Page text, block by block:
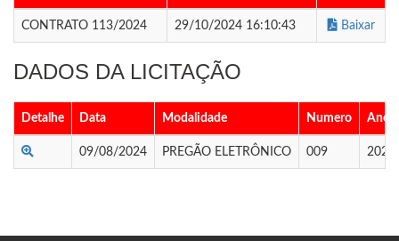
CONTRATO 113/2024 29/10/2024 16:10:43 Baixar
DADOS DA LICITAÇÃO
Detalhe Data Modalidade Numero Ano
09/08/2024 PREGÃO ELETRÔNICO 009 2024